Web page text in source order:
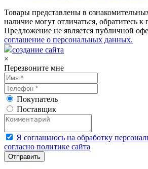
Товары представлены в
наличие могут отличаться, обратитесь к
Предложение не является публичной
соглашение о персональных данных.
создание сайта
×
Перезвоните мне
Покупатель
Поставщик
Я соглашаюсь на обработку
согласно политике сайта